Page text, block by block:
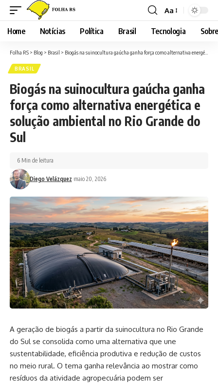
Font
Resizer
Aa
Home Notícias Política Brasil Tecnologia
Folha RS > Blog > Brasil > Biogás na suinocultura gaúcha ganha força como alternativa energética e solução ambiental no Rio Grande do Sul
BRASIL
Biogás na suinocultura gaúcha ganha
força como alternativa energética e
solução ambiental no Rio Grande do
Sul
Diego Velázquez maio 20, 2026
6 Min de leitura
A geração de biogás a partir da suinocultura no Rio Grande
do Sul se consolida como uma alternativa que une
sustentabilidade, eficiência produtiva e redução de custos
no meio rural. O tema ganha relevância ao mostrar como
resíduos da atividade agropecuária podem ser